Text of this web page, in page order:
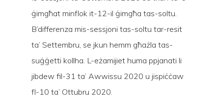
ġimgħat minflok it-12-il ġimgħa tas-soltu.
B’differenza mis-sessjoni tas-soltu tar-resit
ta’ Settembru, se jkun hemm għażla tas-
suġġetti kollha. L-eżamijiet huma ppjanati li
jibdew fil-31 ta’ Awwissu 2020 u jispiċċaw
fl-10 ta’ Ottubru 2020.